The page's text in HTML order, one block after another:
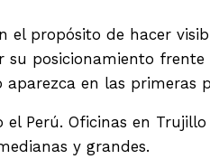
el propósito de hacer
posicionamiento
en las primeras
Perú. Oficinas en
y grandes.